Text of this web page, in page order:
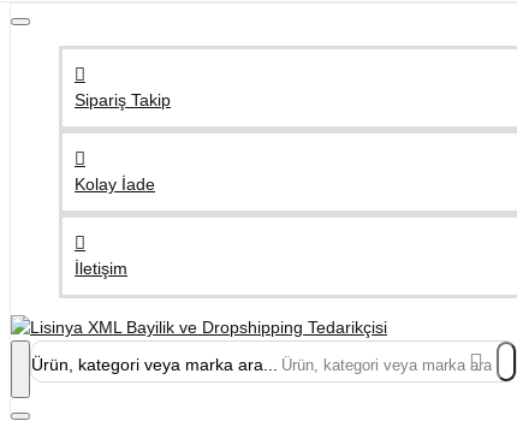
Sipariş Takip
Kolay İade
İletişim
Ürün, kategori veya marka ara...